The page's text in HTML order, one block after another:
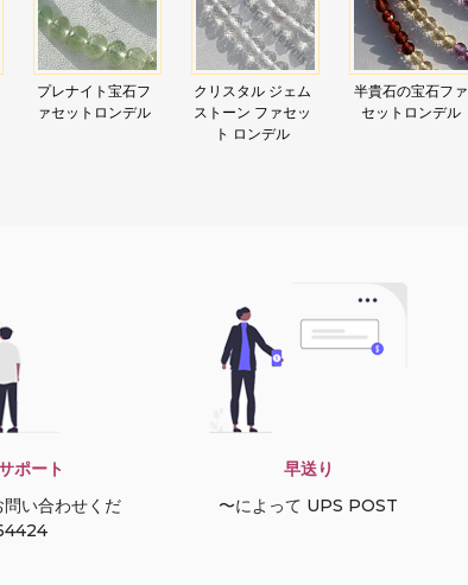
プレナイト宝石フ
ァセットロンデル
クリスタル ジェム
ストーン ファセッ
ト ロンデル
半貴石の宝石ファ
セットロンデル
ポート
い合わせくだ
早送り
〜によって UPS POST